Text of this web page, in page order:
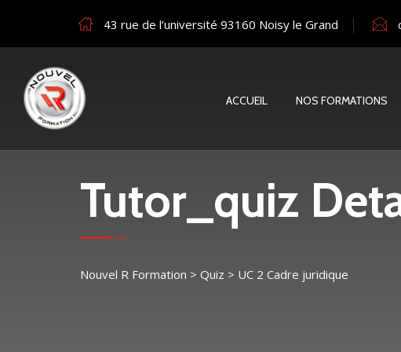
43 rue de l’université 93160 Noisy le Grand
ACCUEIL NOS FORMATIONS
Tutor_quiz
Nouvel R Formation > Quiz > UC 2 Cadre juridique